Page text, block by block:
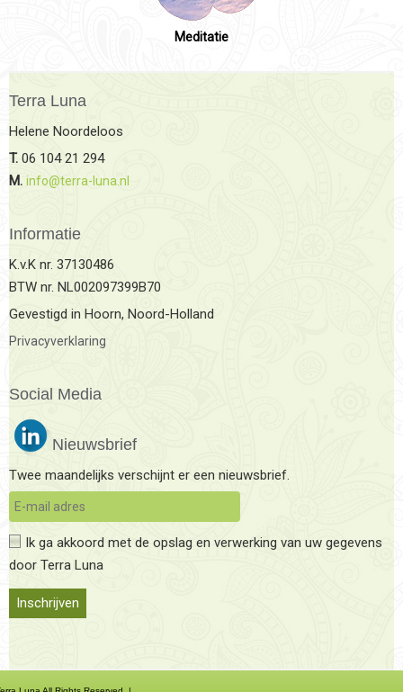
Meditatie
Terra Luna
Helene Noordeloos
T. 06 104 21 294
M. info@terra-luna.nl
Informatie
K.v.K nr. 37130486
BTW nr. NL002097399B70
Gevestigd in Hoorn, Noord-Holland
Privacyverklaring
Social Media
Nieuwsbrief
Twee maandelijks verschijnt er een nieuwsbrief.
Ik ga akkoord met de opslag en verwerking van uw gegevens
door Terra Luna